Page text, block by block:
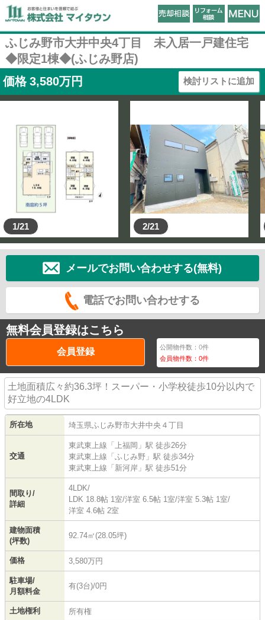
ふじみ野市大井中央4丁目 未入居一戸建住宅
◆限定1棟◆(ふじみ野店)
価格 3,580万円 検討リストに追加
1/21 2/21
メールでお問い合わせする(無料)
電話でお問い合わせする
無料会員登録はこちら
会員登録 公開物件数：0件
会員物件数：0件
土地面積広々約36.3坪！スーパー・小学校徒歩10分以内で
好立地の4LDK
所在地 埼玉県ふじみ野市大井中央 ４丁目
交通
東武東上線 「 上福岡 」駅 徒歩26分
東武東上線 「 ふじみ野 」駅 徒歩34分
東武東上線 「 新河岸 」駅 徒歩51分
間取り/
詳細
4LDK/
LDK 18.8帖 1室/洋室 6.5帖 1室/洋室 5.3帖 1室/
洋室 4.6帖 2室
建物面積
(坪数)
92.74㎡(28.05坪)
価格 3,580万円
駐車場/
月額料金
有(3台)/0円
土地権利 所有権